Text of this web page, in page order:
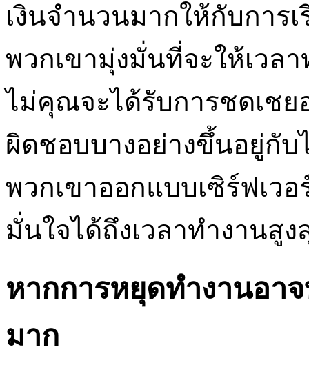
เงินจำนวนมากให้กับการ
พวกเขามุ่งมั่นที่จะให้เวล
ไม่คุณจะได้รับการชดเชย
ผิดชอบบางอย่างขึ้นอยู่กับ
พวกเขาออกแบบเซิร์ฟเว
มั่นใจได้ถึงเวลาทำงานสูง
หากการหยุดทำงานอา
มาก